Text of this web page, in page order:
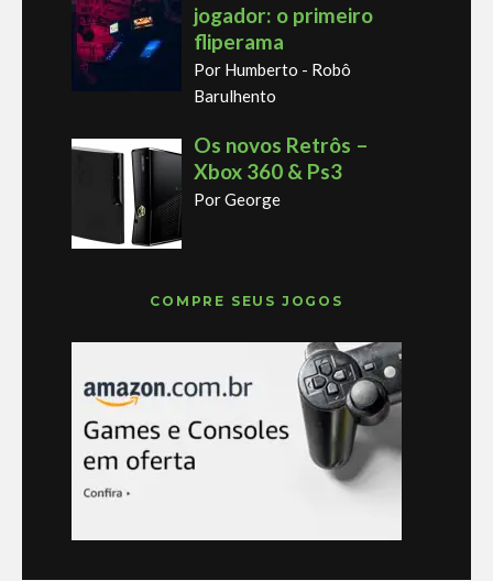
jogador: o primeiro
fliperama
Por Humberto - Robô
Barulhento
Os novos Retrôs –
Xbox 360 & Ps3
Por George
COMPRE SEUS JOGOS